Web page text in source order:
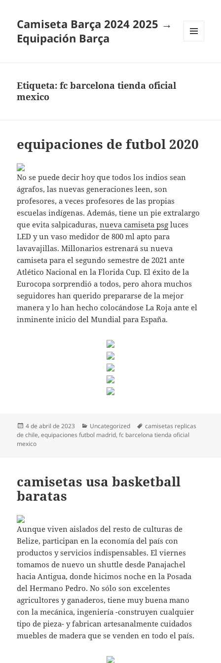
Camiseta Barça 2024 2025 →
Equipación Barça
Etiqueta:fc barcelona tienda oficial
mexico
equipaciones de futbol 2020
No se puede decir hoy que todos los indios sean
ágrafos, las nuevas generaciones leen, son
profesores, a veces profesores de las propias
escuelas indígenas. Además, tiene un pie extralargo
que evita salpicaduras,nueva camiseta psg luces
LED y un vaso medidor de 800 ml apto para
lavavajillas. Millonarios estrenará su nueva
camiseta para el segundo semestre de 2021 ante
Atlético Nacional en la Florida Cup. El éxito de la
Eurocopa sorprendió a todos, pero ahora muchos
seguidores han querido prepararse de la mejor
manera y lo han hecho colocándose La Roja ante el
inminente inicio del Mundial para España.
Publicado
el
4 de abril de 2023 Categorías
Uncategorized Etiquetas
camisetas replicas
de chile,equipaciones futbol madrid,fc barcelona tienda oficial
mexico
camisetas usa basketball
baratas
Aunque viven aislados del resto de culturas de
Belize, participan en la economía del país con
productos y servicios indispensables. El viernes
tomamos de nuevo un shuttle desde Panajachel
hacia Antigua, donde hicimos noche en la Posada
del Hermano Pedro. No sólo son excelentes
agricultores y ganaderos, tiene muy buena mano
con la mecánica, ingeniería -construyen cualquier
tipo de pieza- y fabrican artesanalmente cuidados
muebles de madera que se venden en todo el país.